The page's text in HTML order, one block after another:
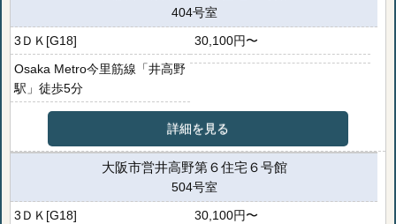
404号室
3ＤＫ[G18]
30,100円〜
Osaka Metro今里筋線「井高野
駅」徒歩5分
詳細を見る
大阪市営井高野第６住宅６号館
504号室
3ＤＫ[G18]
30,100円〜